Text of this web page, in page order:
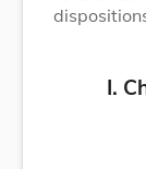
I.